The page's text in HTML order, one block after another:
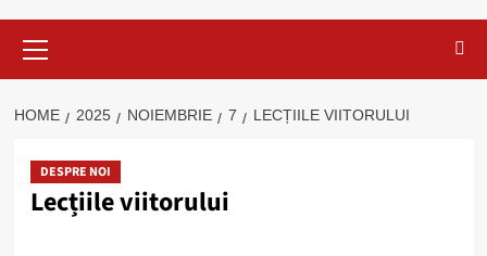
Menu
HOME 2025 NOIEMBRIE 7 LECȚIILE VIITORULUI
DESPRE NOI
Lecțiile viitorului